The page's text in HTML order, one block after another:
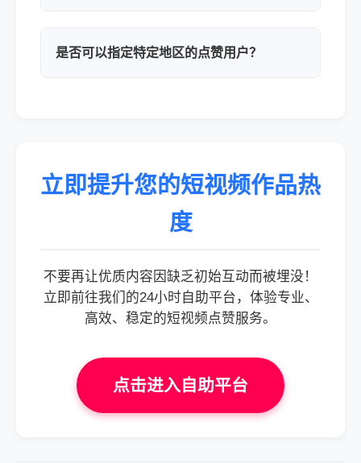
是否可以指定特定地区的点赞用户？
立即提升您的短视频作品热
度
不要再让优质内容因缺乏初始互动而被埋没！
立即前往我们的24小时自助平台，体验专业、
高效、稳定的短视频点赞服务。
点击进入自助平台